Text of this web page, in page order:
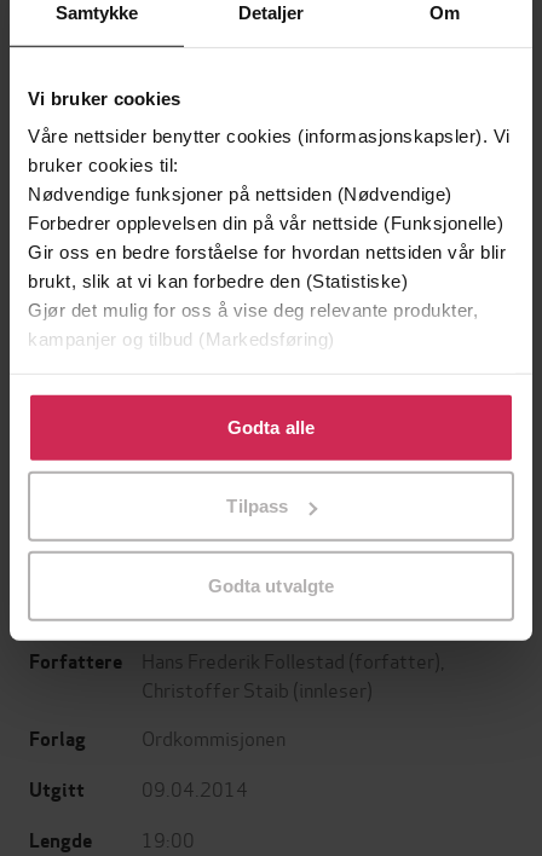
Samtykke Detaljer Om
Vi bruker cookies
Våre nettsider benytter cookies (informasjonskapsler). Vi
bruker cookies til:
Nødvendige funksjoner på nettsiden (Nødvendige)
Forbedrer opplevelsen din på vår nettside (Funksjonelle)
Gir oss en bedre forståelse for hvordan nettsiden vår blir
brukt, slik at vi kan forbedre den (Statistiske)
Gjør det mulig for oss å vise deg relevante produkter,
kampanjer og tilbud (Markedsføring)
Klikk på «Godta alle» for å gi oss ditt samtykke til å
bruke cookies for alle disse formålene. Du kan også
tilpasse ditt samtykke til spesifikke formål ved å klikke
Godta alle
Tilpass
Godta utvalgte
Premium
129,-
LYDBOK
399,-
LYDBOK
Forfattere Hans Frederik Follestad (forfatter),
Christoffer Staib (innleser)
Forlag Ordkommisjonen
Utgitt 09.04.2014
Lengde 19:00